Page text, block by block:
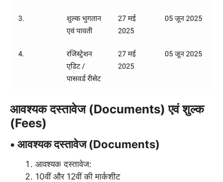
आवश्यक दस्तावेज (Documents) एवं शुल्क
(Fees)
• आवश्यक दस्तावेज (Documents)
आवश्यक दस्तावेज:
10वीं और 12वीं की मार्कशीट